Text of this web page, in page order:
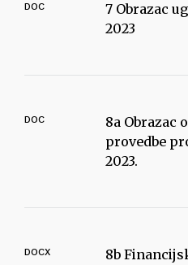
DOC
7 Obrazac
2023
DOC
8a Obrazac
provedbe
2023.
DOCX
8b